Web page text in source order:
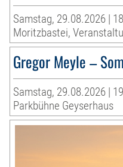
Samstag, 29.08.2026 |
Moritzbastei,
Gregor Meyle –
Samstag, 29.08.2026 |
Parkbühne Geyserhaus